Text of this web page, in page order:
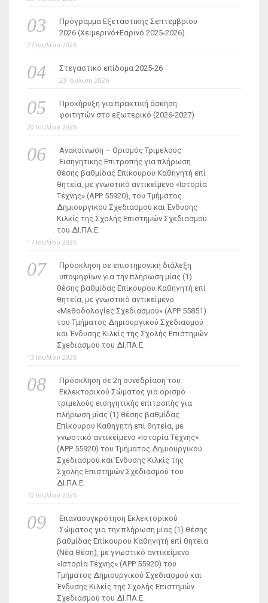
Πρόγραμμα Εξεταστικής Σεπτεμβρίου
2026 (Χειμερινό+Εαρινό 2025-2026)
27 Ιουλίου 2026
Στεγαστικό επίδομα 2025-26
23 Ιουλίου 2026
Προκήρυξη για πρακτική άσκηση
φοιτητών στο εξωτερικό (2026-2027)
20 Ιουλίου 2026
Ανακοίνωση – Ορισμός Τριμελούς
Εισηγητικής Επιτροπής για πλήρωση
θέσης βαθμίδας Επίκουρου Καθηγητή επί
θητεία, με γνωστικό αντικείμενο «Ιστορία
Τέχνης» (ΑΡΡ 55920), του Τμήματος
Δημιουργικού Σχεδιασμού και Ένδυσης
Κιλκίς της Σχολής Επιστημών Σχεδιασμού
του ΔΙ.ΠΑ.Ε.
17 Ιουλίου 2026
Πρόσκληση σε επιστημονική διάλεξη
υποψηφίων για την πλήρωση μίας (1)
θέσης βαθμίδας Επίκουρου Καθηγητή επί
θητεία, με γνωστικό αντικείμενο
«Μεθοδολογίες Σχεδιασμού» (ΑΡΡ 55851)
του Τμήματος Δημιουργικού Σχεδιασμού
και Ένδυσης Κιλκίς της Σχολής Επιστημών
Σχεδιασμού του ΔΙ.ΠΑ.Ε.
13 Ιουλίου 2026
Πρόσκληση σε 2η συνεδρίαση του
Εκλεκτορικού Σώματος για ορισμό
τριμελούς εισηγητικής επιτροπής για
πλήρωση μίας (1) θέσης βαθμίδας
Επίκουρου Καθηγητή επί θητεία, με
γνωστικό αντικείμενο «Ιστορία Τέχνης»
(ΑΡΡ 55920) του Τμήματος Δημιουργικού
Σχεδιασμού και Ένδυσης Κιλκίς της
Σχολής Επιστημών Σχεδιασμού του
ΔΙ.ΠΑ.Ε.
10 Ιουλίου 2026
Επανασυγκρότηση Εκλεκτορικού
Σώματος για την πλήρωση μίας (1) θέσης
βαθμίδας Επίκουρου Καθηγητή επί θητεία
(Νέα Θέση), με γνωστικό αντικείμενο
«Ιστορία Τέχνης» (ΑΡΡ 55920) του
Τμήματος Δημιουργικού Σχεδιασμού και
Ένδυσης Κιλκίς της Σχολής Επιστημών
Σχεδιασμού του ΔΙ.ΠΑ.Ε.